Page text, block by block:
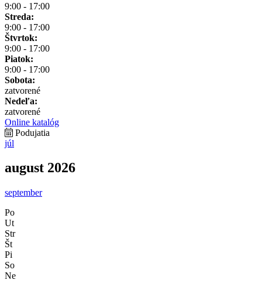
9:00 - 17:00
Streda:
9:00 - 17:00
Štvrtok:
9:00 - 17:00
Piatok:
9:00 - 17:00
Sobota:
zatvorené
Nedeľa:
zatvorené
Online katalóg
Podujatia
júl
august 2026
september
Po
Ut
Str
Št
Pi
So
Ne